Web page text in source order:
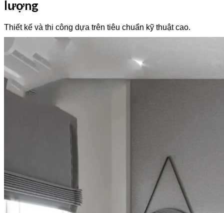
lượng
Thiết kế và thi công dựa trên tiêu chuẩn kỹ thuật cao.